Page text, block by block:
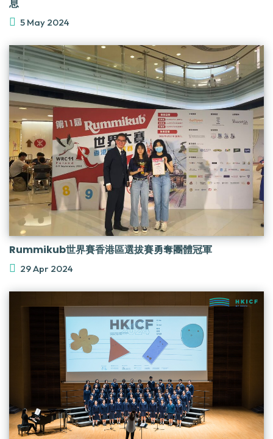
息
5 May 2024
Rummikub世界賽香港區選拔賽勇奪團體冠軍
29 Apr 2024